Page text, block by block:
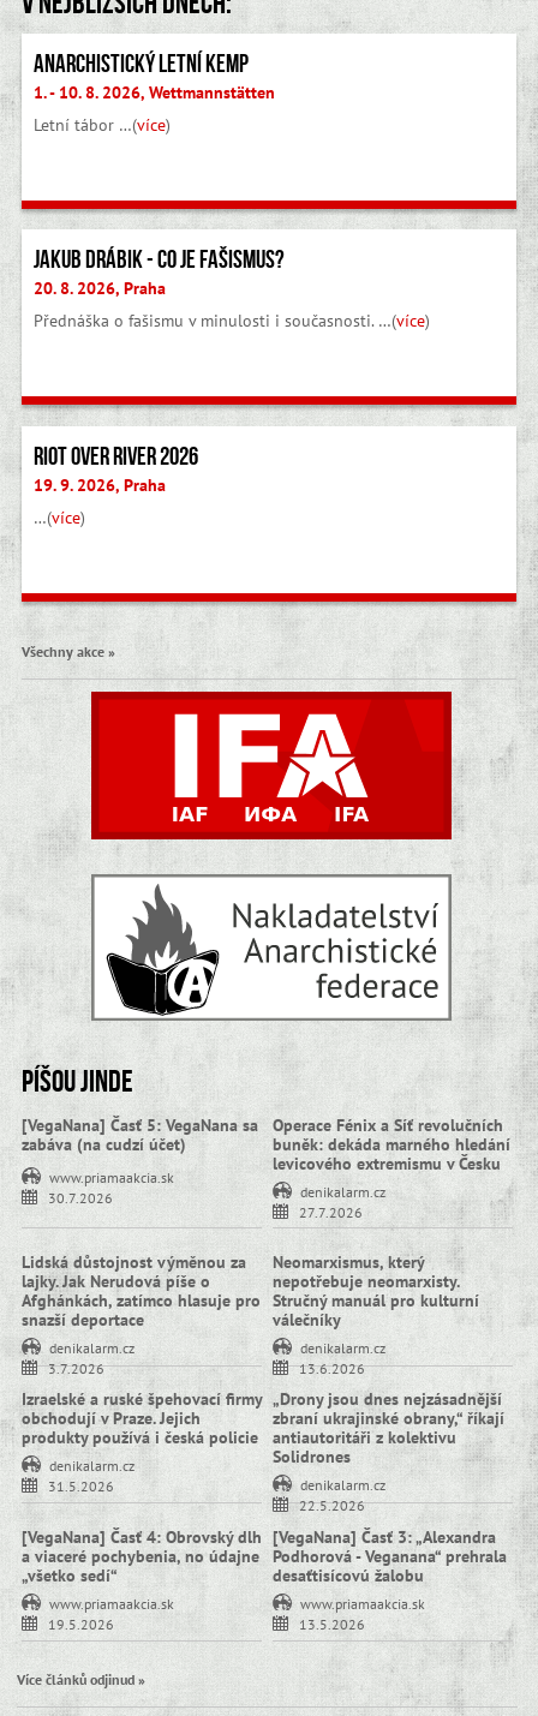
Anarchistický letní kemp
1. - 10. 8. 2026, Wettmannstätten
Letní tábor …(více)
Jakub Drábik - Co je fašismus?
20. 8. 2026, Praha
Přednáška o fašismu v minulosti i současnosti. …(více)
Riot Over River 2026
19. 9. 2026, Praha
…(více)
Všechny akce »
Píšou jinde
[VegaNana] Časť 5: VegaNana sa
zabáva (na cudzí účet)
www.priamaakcia.sk
30.7.2026
Operace Fénix a Síť revolučních
buněk: dekáda marného hledání
levicového extremismu v Česku
denikalarm.cz
27.7.2026
Lidská důstojnost výměnou za
lajky. Jak Nerudová píše o
Afghánkách, zatímco hlasuje pro
snazší deportace
denikalarm.cz
3.7.2026
Neomarxismus, který
nepotřebuje neomarxisty.
Stručný manuál pro kulturní
válečníky
denikalarm.cz
13.6.2026
Izraelské a ruské špehovací firmy
obchodují v Praze. Jejich
produkty používá i česká policie
denikalarm.cz
31.5.2026
„Drony jsou dnes nejzásadnější
zbraní ukrajinské obrany,“ říkají
antiautoritáři z kolektivu
Solidrones
denikalarm.cz
22.5.2026
[VegaNana] Časť 4: Obrovský dlh
a viaceré pochybenia, no údajne
„všetko sedí“
www.priamaakcia.sk
19.5.2026
[VegaNana] Časť 3: „Alexandra
Podhorová - Veganana“ prehrala
desaťtisícovú žalobu
www.priamaakcia.sk
13.5.2026
Více článků odjinud »